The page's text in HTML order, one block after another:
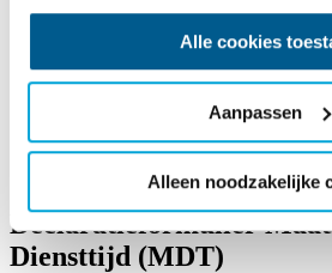
Alle cookies
Aanpassen
Alleen noodzakelijke
Declaratieformulier
Diensttijd (MDT)